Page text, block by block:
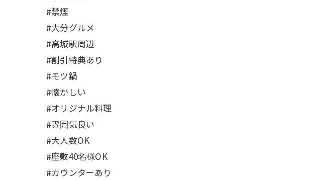
#禁煙
#大分グルメ
#高城駅周辺
#割引特典あり
#モツ鍋
#懐かしい
#オリジナル料理
#雰囲気良い
#大人数OK
#座敷40名様OK
#カウンターあり